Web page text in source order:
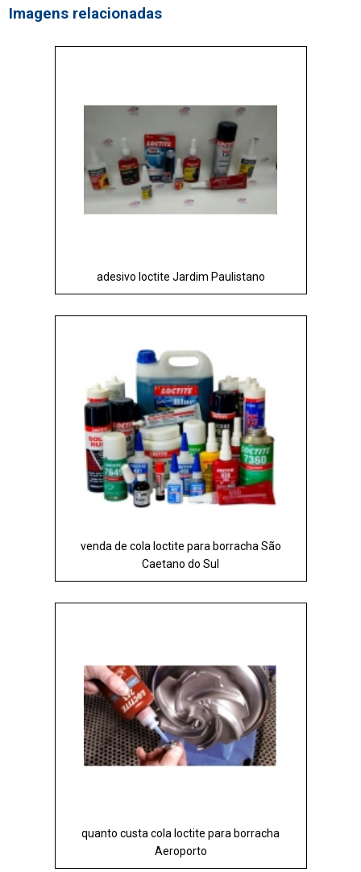
Imagens relacionadas
adesivo loctite Jardim Paulistano
venda de cola loctite para borracha São
Caetano do Sul
quanto custa cola loctite para borracha
Aeroporto